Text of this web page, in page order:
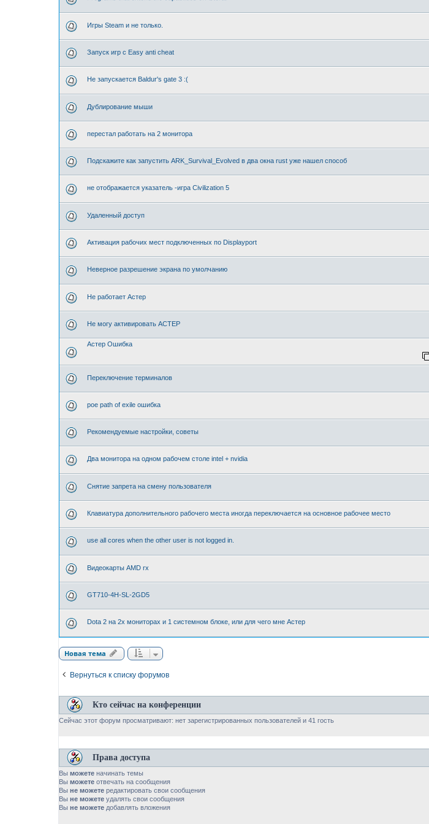
Игры Steam и не только.
Запуск игр с Easy anti cheat
Не запускается Baldur's gate 3 :(
Дублирование мыши
перестал работать на 2 монитора
Подскажите как запустить ARK_Survival_Evolved в два окна rust уже нашел способ
не отображается указатель -игра Civilization 5
Удаленный доступ
Активация рабочих мест подключенных по Displayport
Неверное разрешение экрана по умолчанию
Не работает Астер
Не могу активировать АСТЕР
Астер Ошибка
Переключение терминалов
poe path of exile ошибка
Рекомендуемые настройки, советы
Два монитора на одном рабочем столе intel + nvidia
Снятие запрета на смену пользователя
Клавиатура дополнительного рабочего места иногда переключается на основное рабочее место
use all cores when the other user is not logged in.
Видеокарты AMD rx
GT710-4H-SL-2GD5
Dota 2 на 2х мониторах и 1 системном блоке, или для чего мне Астер
Новая тема
Вернуться к списку форумов
Кто сейчас на конференции
Сейчас этот форум просматривают: нет зарегистрированных пользователей и 41 гость
Права доступа
Вы можете начинать темы
Вы можете отвечать на сообщения
Вы не можете редактировать свои сообщения
Вы не можете удалять свои сообщения
Вы не можете добавлять вложения